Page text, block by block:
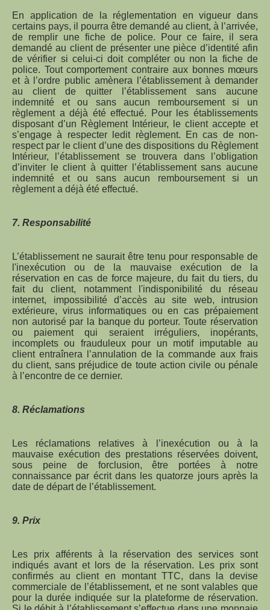
En application de la réglementation en vigueur dans
certains pays, il pourra être demandé au client, à l’arrivée,
de remplir une fiche de police. Pour ce faire, il sera
demandé au client de présenter une pièce d’identité afin
de vérifier si celui-ci doit compléter ou non la fiche de
police. Tout comportement contraire aux bonnes mœurs
et à l’ordre public amènera l’établissement à demander
au client de quitter l’établissement sans aucune
indemnité et ou sans aucun remboursement si un
règlement a déjà été effectué. Pour les établissements
disposant d’un Règlement Intérieur, le client accepte et
s’engage à respecter ledit règlement. En cas de non-
respect par le client d’une des dispositions du Règlement
Intérieur, l’établissement se trouvera dans l’obligation
d’inviter le client à quitter l’établissement sans aucune
indemnité et ou sans aucun remboursement si un
règlement a déjà été effectué.
7. Responsabilité
L’établissement ne saurait être tenu pour responsable de
l'inexécution ou de la mauvaise exécution de la
réservation en cas de force majeure, du fait du tiers, du
fait du client, notamment l'indisponibilité du réseau
internet, impossibilité d’accès au site web, intrusion
extérieure, virus informatiques ou en cas prépaiement
non autorisé par la banque du porteur. Toute réservation
ou paiement qui seraient irréguliers, inopérants,
incomplets ou frauduleux pour un motif imputable au
client entraînera l’annulation de la commande aux frais
du client, sans préjudice de toute action civile ou pénale
à l’encontre de ce dernier.
8. Réclamations
Les réclamations relatives à l’inexécution ou à la
mauvaise exécution des prestations réservées doivent,
sous peine de forclusion, être portées à notre
connaissance par écrit dans les quatorze jours après la
date de départ de l’établissement.
9. Prix
Les prix afférents à la réservation des services sont
indiqués avant et lors de la réservation. Les prix sont
confirmés au client en montant TTC, dans la devise
commerciale de l’établissement, et ne sont valables que
pour la durée indiquée sur la plateforme de réservation.